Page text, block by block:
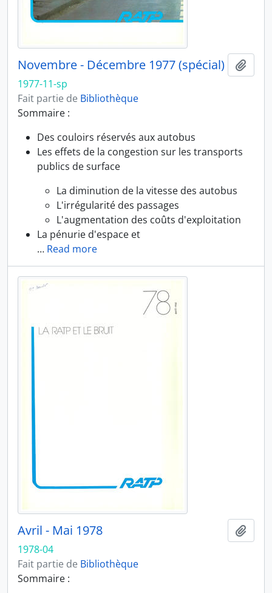
Novembre - Décembre 1977 (spécial)
1977-11-sp
Fait partie de Bibliothèque
Sommaire :
Des couloirs réservés aux autobus
Les effets de la congestion sur les transports
publics de surface
La diminution de la vitesse des autobus
L'irrégularité des passages
L'augmentation des coûts d'exploitation
La pénurie d'espace et
… Read more
Avril - Mai 1978
1978-04
Fait partie de Bibliothèque
Sommaire :